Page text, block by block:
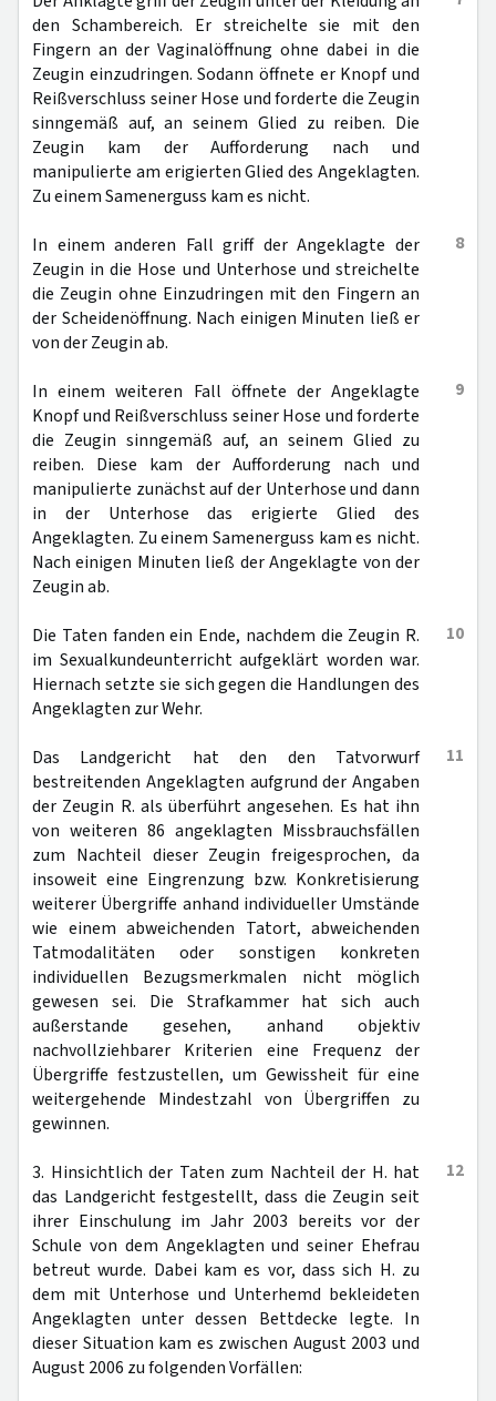
den Schambereich. Er streichelte sie mit den
Fingern an der Vaginalöffnung ohne dabei in die
Zeugin einzudringen. Sodann öffnete er Knopf und
Reißverschluss seiner Hose und forderte die Zeugin
sinngemäß auf, an seinem Glied zu reiben. Die
Zeugin kam der Aufforderung nach und
manipulierte am erigierten Glied des Angeklagten.
Zu einem Samenerguss kam es nicht.
8
In einem anderen Fall griff der Angeklagte der
Zeugin in die Hose und Unterhose und streichelte
die Zeugin ohne Einzudringen mit den Fingern an
der Scheidenöffnung. Nach einigen Minuten ließ er
von der Zeugin ab.
9
In einem weiteren Fall öffnete der Angeklagte
Knopf und Reißverschluss seiner Hose und forderte
die Zeugin sinngemäß auf, an seinem Glied zu
reiben. Diese kam der Aufforderung nach und
manipulierte zunächst auf der Unterhose und dann
in der Unterhose das erigierte Glied des
Angeklagten. Zu einem Samenerguss kam es nicht.
Nach einigen Minuten ließ der Angeklagte von der
Zeugin ab.
10
Die Taten fanden ein Ende, nachdem die Zeugin R.
im Sexualkundeunterricht aufgeklärt worden war.
Hiernach setzte sie sich gegen die Handlungen des
Angeklagten zur Wehr.
11
Das Landgericht hat den den Tatvorwurf
bestreitenden Angeklagten aufgrund der Angaben
der Zeugin R. als überführt angesehen. Es hat ihn
von weiteren 86 angeklagten Missbrauchsfällen
zum Nachteil dieser Zeugin freigesprochen, da
insoweit eine Eingrenzung bzw. Konkretisierung
weiterer Übergriffe anhand individueller Umstände
wie einem abweichenden Tatort, abweichenden
Tatmodalitäten oder sonstigen konkreten
individuellen Bezugsmerkmalen nicht möglich
gewesen sei. Die Strafkammer hat sich auch
außerstande gesehen, anhand objektiv
nachvollziehbarer Kriterien eine Frequenz der
Übergriffe festzustellen, um Gewissheit für eine
weitergehende Mindestzahl von Übergriffen zu
gewinnen.
12
3. Hinsichtlich der Taten zum Nachteil der H. hat
das Landgericht festgestellt, dass die Zeugin seit
ihrer Einschulung im Jahr 2003 bereits vor der
Schule von dem Angeklagten und seiner Ehefrau
betreut wurde. Dabei kam es vor, dass sich H. zu
dem mit Unterhose und Unterhemd bekleideten
Angeklagten unter dessen Bettdecke legte. In
dieser Situation kam es zwischen August 2003 und
August 2006 zu folgenden Vorfällen: